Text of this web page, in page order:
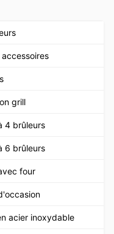
80 cm Restauration
grill
4 brûleurs
6 brûleurs
four
acier inoxydable